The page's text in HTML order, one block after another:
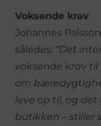
Voksende krav
Johannes
således: “Det
voksende krav
om
leve op til, og det
butikken – stiller